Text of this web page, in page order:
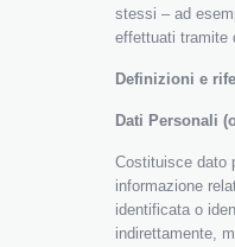
stessi – ad
effettuati tramite
Definizioni e
Dati Personali
Costituisce dato
informazione
identificata o
indirettamente,